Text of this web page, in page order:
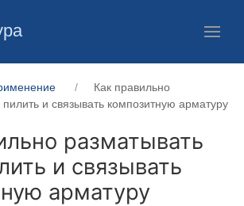
Как правильно
пилить и связывать композитную арматуру
разматывать
и связывать
арматуру